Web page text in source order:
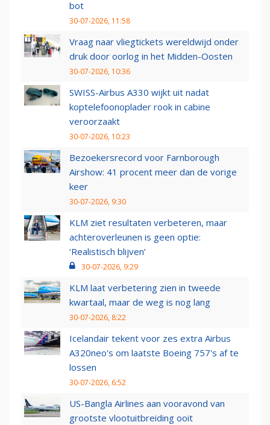
bot
30-07-2026, 11:58
Vraag naar vliegtickets wereldwijd onder
druk door oorlog in het Midden-Oosten
30-07-2026, 10:36
SWISS-Airbus A330 wijkt uit nadat
koptelefoonoplader rook in cabine
veroorzaakt
30-07-2026, 10:23
Bezoekersrecord voor Farnborough
Airshow: 41 procent meer dan de vorige
keer
30-07-2026, 9:30
KLM ziet resultaten verbeteren, maar
achteroverleunen is geen optie:
‘Realistisch blijven’
30-07-2026, 9:29
KLM laat verbetering zien in tweede
kwartaal, maar de weg is nog lang
30-07-2026, 8:22
Icelandair tekent voor zes extra Airbus
A320neo's om laatste Boeing 757's af te
lossen
30-07-2026, 6:52
US-Bangla Airlines aan vooravond van
grootste vlootuitbreiding ooit